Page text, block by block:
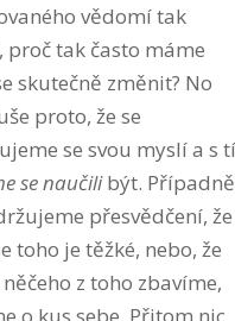
vědomí tak
proč tak často máme
skutečně změnit? No
proto, že se
se svou myslí a s
se naučilibýt.
přesvědčení, že
toho je těžké, nebo, že
z toho zbavíme,
o kus sebe. Přitom nic